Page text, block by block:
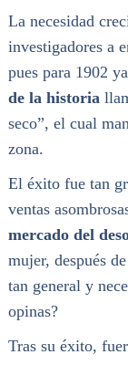
La necesidad
investigadores a
pues para 1902
de la historia
seco”, el cual
zona.
El éxito fue tan
ventas
mercado del
mujer, después
tan general y
opinas?
Tras su éxito,